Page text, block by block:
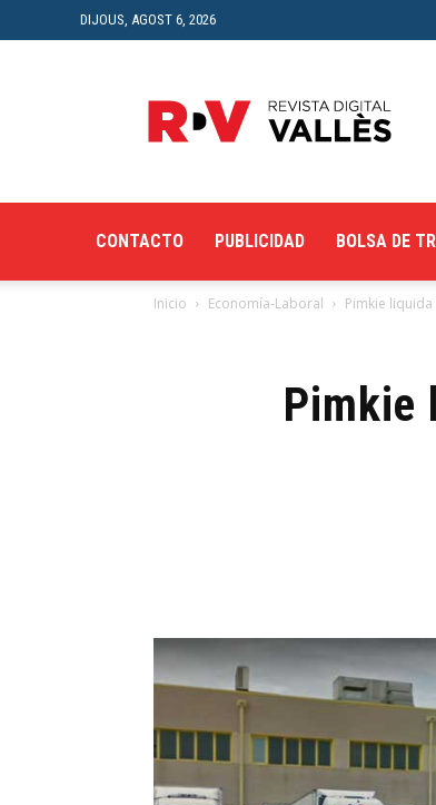
DIJOUS, AGOST 6, 2026
Digital
del
CONTACTO PUBLICIDAD BOLSA DE
Inicio Economía-Laboral Pimkie
Pimkie